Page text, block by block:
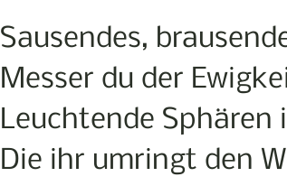
Sausendes,
Messer du der
Leuchtende Sphären
Die ihr umringt den